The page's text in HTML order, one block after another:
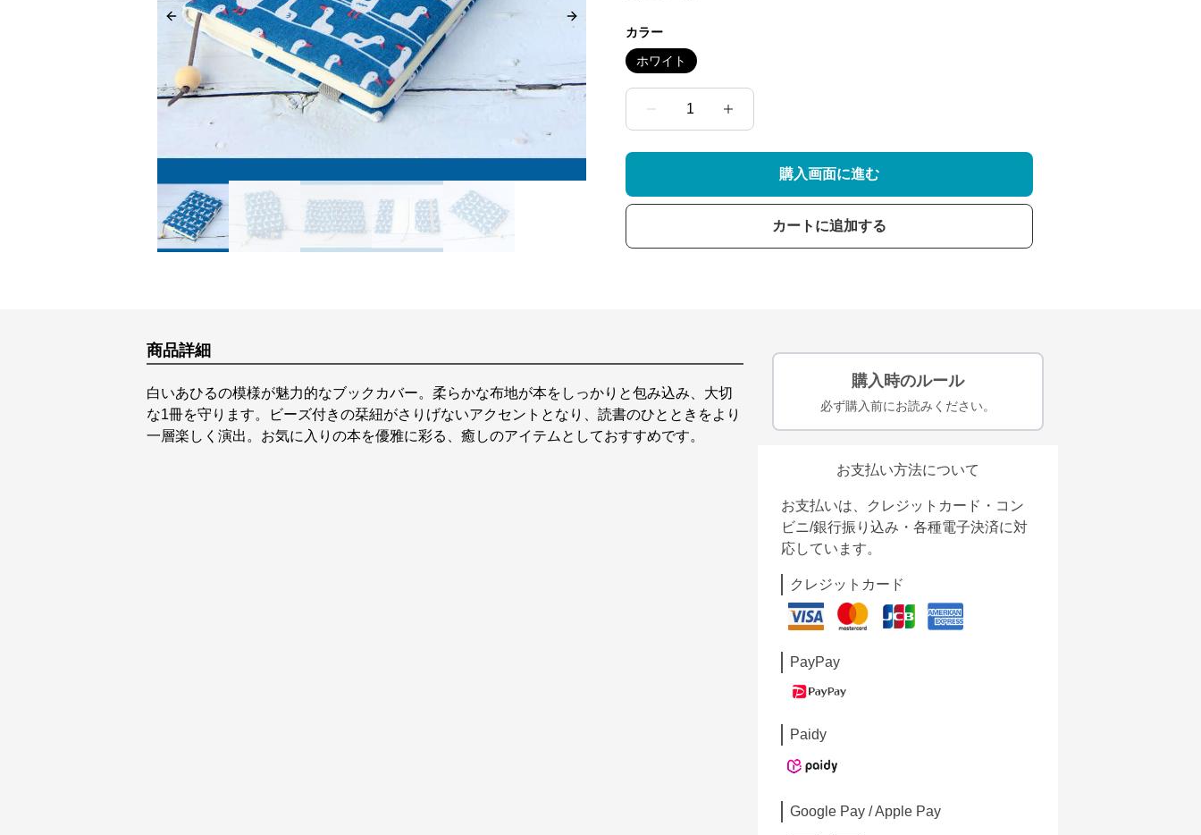
Previous slide Next slide
カラー
ホワイト
1
購入画面に進む
カートに追加する
商品詳細
白いあひるの模様が魅力的なブックカバー。柔らかな布地が本をしっかりと包み込み、大切
な1冊を守ります。ビーズ付きの栞紐がさりげないアクセントとなり、読書のひとときをより
一層楽しく演出。お気に入りの本を優雅に彩る、癒しのアイテムとしておすすめです。
購入時のルール
必ず購入前にお読みください。
お支払い方法について
お支払いは、クレジットカード・コン
ビニ/銀行振り込み・各種電子決済に対
応しています。
クレジットカード
PayPay
Paidy
Google Pay / Apple Pay